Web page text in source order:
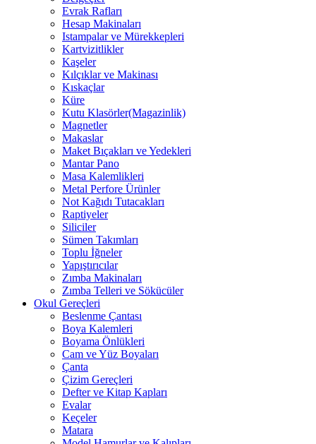
Evrak Rafları
Hesap Makinaları
Istampalar ve Mürekkepleri
Kartvizitlikler
Kaşeler
Kılçıklar ve Makinası
Kıskaçlar
Küre
Kutu Klasörler(Magazinlik)
Magnetler
Makaslar
Maket Bıçakları ve Yedekleri
Mantar Pano
Masa Kalemlikleri
Metal Perfore Ürünler
Not Kağıdı Tutacakları
Raptiyeler
Siliciler
Sümen Takımları
Toplu İğneler
Yapıştırıcılar
Zımba Makinaları
Zımba Telleri ve Sökücüler
Okul Gereçleri
Beslenme Çantası
Boya Kalemleri
Boyama Önlükleri
Cam ve Yüz Boyaları
Çanta
Çizim Gereçleri
Defter ve Kitap Kapları
Evalar
Keçeler
Matara